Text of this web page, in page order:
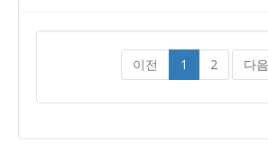
이전 1 2 다음